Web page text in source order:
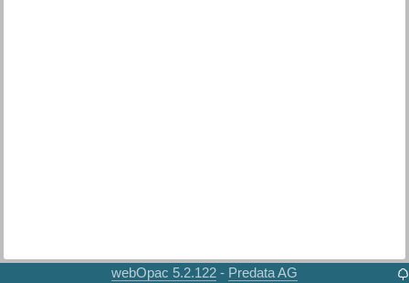
webOpac 5.2.122 - Predata AG